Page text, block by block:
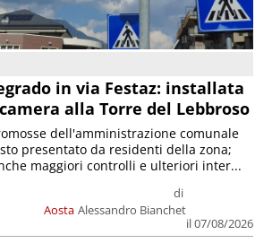
in via Festaz: installata
alla Torre del Lebbroso
Aosta
di
Alessandro Bianchet
il 07/08/2026
dell'amministrazione comunale
presentato da residenti della zona;
maggiori controlli e ulteriori inter...